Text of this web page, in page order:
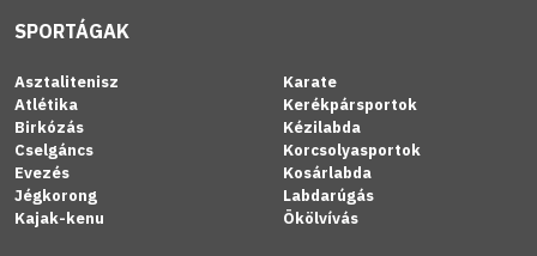
SPORTÁGAK
Asztalitenisz
Atlétika
Birkózás
Cselgáncs
Evezés
Jégkorong
Kajak-kenu
Karate
Kerékpársportok
Kézilabda
Korcsolyasportok
Kosárlabda
Labdarúgás
Ökölvívás